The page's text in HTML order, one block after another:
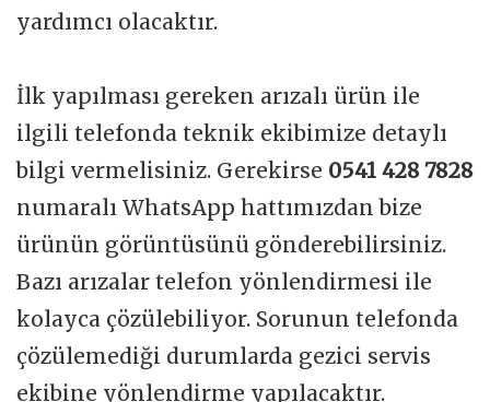
yardımcı olacaktır.
İlk yapılması gereken arızalı ürün ile
ilgili telefonda teknik ekibimize detaylı
bilgi vermelisiniz. Gerekirse 0541 428 7828
numaralı WhatsApp hattımızdan bize
ürünün görüntüsünü gönderebilirsiniz.
Bazı arızalar telefon yönlendirmesi ile
kolayca çözülebiliyor. Sorunun telefonda
çözülemediği durumlarda gezici servis
ekibine yönlendirme yapılacaktır.